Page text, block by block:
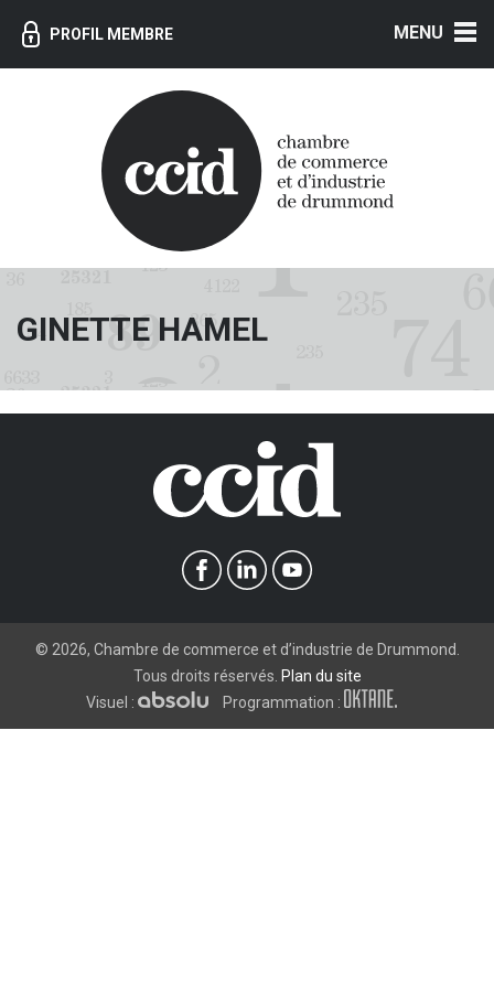
PROFIL MEMBRE
GINETTE HAMEL
© 2026, Chambre de commerce et d’industrie de Drummond.
Tous droits réservés. Plan du site
Visuel :
Programmation :
MENU